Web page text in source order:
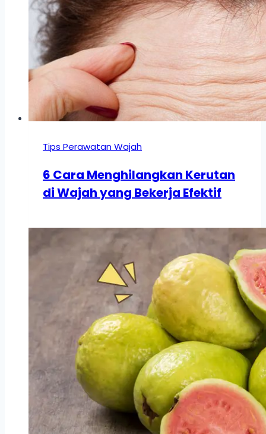
Tips Perawatan Wajah
6 Cara Menghilangkan Kerutan
di Wajah yang Bekerja Efektif